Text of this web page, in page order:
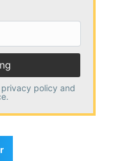
privacy policy and